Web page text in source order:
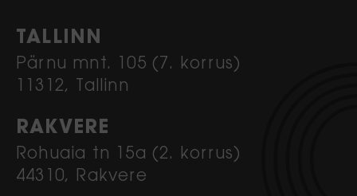
TALLINN
Pärnu mnt. 105 (7. korrus)
11312, Tallinn
RAKVERE
Rohuaia tn 15a (2. korrus)
44310, Rakvere